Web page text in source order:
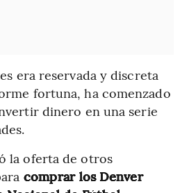
era reservada y discreta
fortuna, ha comenzado
dinero en una serie
la oferta de otros
comprar los Denver